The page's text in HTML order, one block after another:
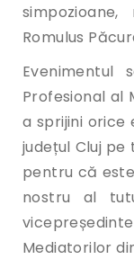
Romulus
Evenimentul
Profesional al
a sprijini orice
județul Cluj pe
pentru că
nostru al
Mediatorilor